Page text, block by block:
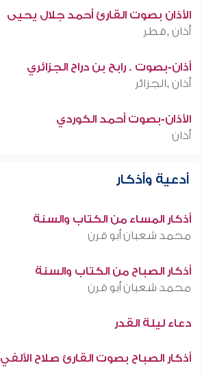
الأذان بصوت القارئ أحمد جلال يحيى
أذان ,قطر
أذان-بصوت . رابح بن دراح الجزائري
أذان ,الجزائر
الأذان-بصوت أحمد الكوردي
أذان
أدعية وأذكار
أذكار المساء من الكتاب والسنة
محمد شعبان أبو قرن
أذكار الصباح من الكتاب والسنة
محمد شعبان أبو قرن
دعاء ليلة القدر
أذكار الصباح بصوت القارئ صلاح الألفي